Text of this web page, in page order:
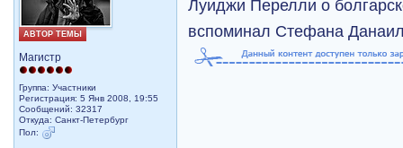
АВТОР ТЕМЫ
Магистр
Группа: Участники
Регистрация: 5 Янв 2008, 19:55
Сообщений: 32317
Откуда: Санкт-Петербург
Пол:
Луиджи Перелли о
вспоминал Стефана